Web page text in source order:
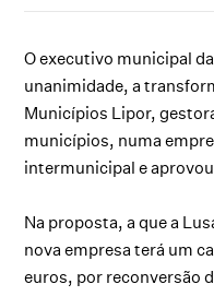
O executivo municipal
unanimidade, a
Municípios Lipor,
municípios, numa
intermunicipal e
Na proposta, a que a
nova empresa terá um
euros, por reconversão